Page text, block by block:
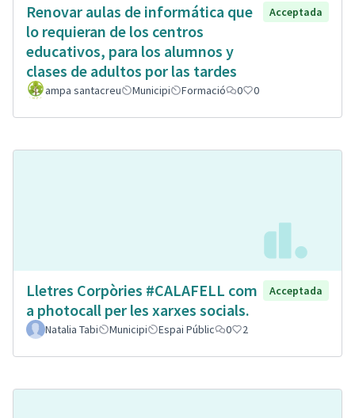
Renovar aulas de informática que
lo requieran de los centros
educativos, para los alumnos y
clases de adultos por las tardes
Acceptada
ampa santacreu Municipi Formació 0 0
Lletres Corpòries #CALAFELL com
a photocall per les xarxes socials.
Acceptada
Natalia Tabi Municipi Espai Públic 0 2